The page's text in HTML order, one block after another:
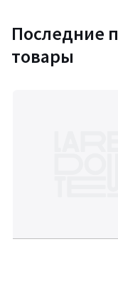
Последние
товары